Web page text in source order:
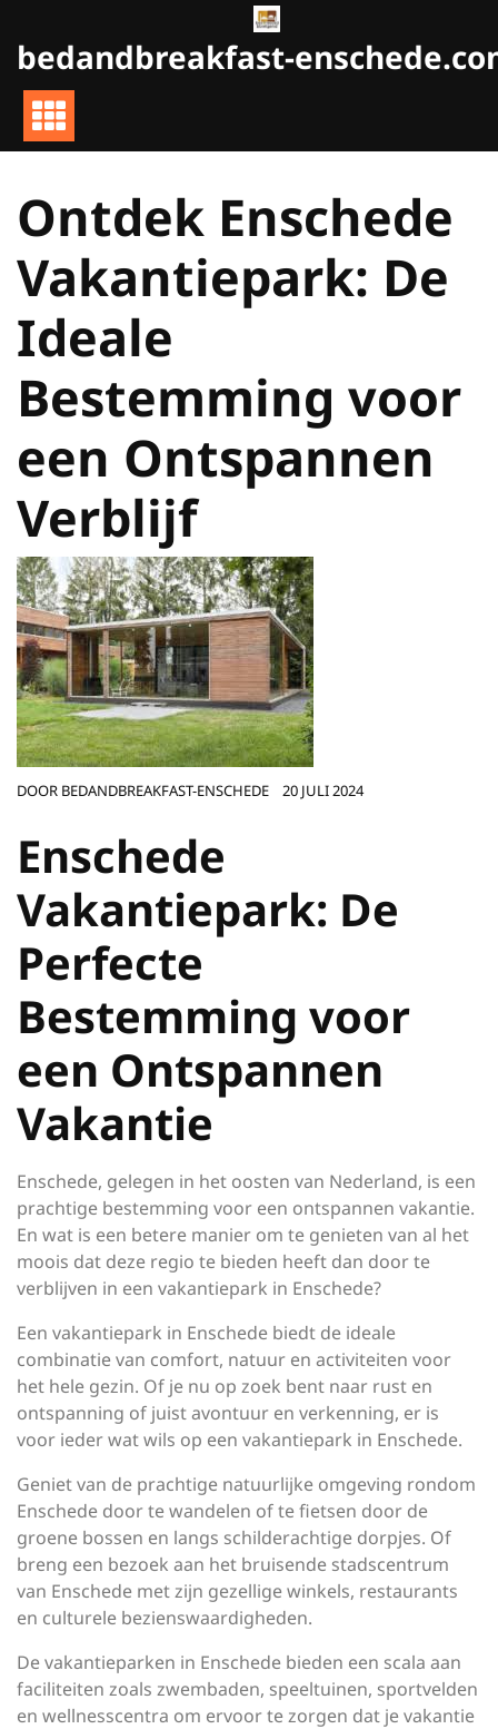
de
inhoud
gaan
bedandbreakfast-
Ontdek Enschede
Vakantiepark: De
Ideale
Bestemming voor
een Ontspannen
Verblijf
DOOR BEDANDBREAKFAST-ENSCHEDE 20 JULI 2024
Enschede
Vakantiepark: De
Perfecte
Bestemming voor
een Ontspannen
Vakantie
Enschede, gelegen in het oosten van Nederland, is een
prachtige bestemming voor een ontspannen vakantie.
En wat is een betere manier om te genieten van al het
moois dat deze regio te bieden heeft dan door te
verblijven in een vakantiepark in Enschede?
Een vakantiepark in Enschede biedt de ideale
combinatie van comfort, natuur en activiteiten voor
het hele gezin. Of je nu op zoek bent naar rust en
ontspanning of juist avontuur en verkenning, er is
voor ieder wat wils op een vakantiepark in Enschede.
Geniet van de prachtige natuurlijke omgeving rondom
Enschede door te wandelen of te fietsen door de
groene bossen en langs schilderachtige dorpjes. Of
breng een bezoek aan het bruisende stadscentrum
van Enschede met zijn gezellige winkels, restaurants
en culturele bezienswaardigheden.
De vakantieparken in Enschede bieden een scala aan
faciliteiten zoals zwembaden, speeltuinen, sportvelden
en wellnesscentra om ervoor te zorgen dat je vakantie